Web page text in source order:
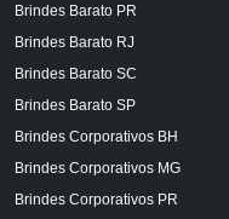
Brindes Barato PR
Brindes Barato RJ
Brindes Barato SC
Brindes Barato SP
Brindes Corporativos BH
Brindes Corporativos MG
Brindes Corporativos PR